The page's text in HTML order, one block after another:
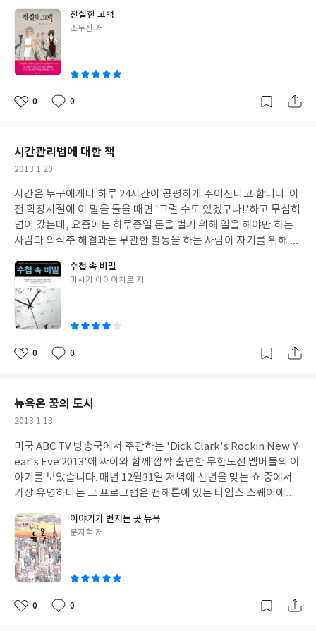
하고 주기적으로 꾸준히 올바른 방법으로 연습을 하면 재능이 단련
되고 최고가 될 수 있다는 확신을 과학적으로 증명해준다는 점에서
설득력이 있습니다.
싸고 특별한 천에 의지한 아름다움보다 흔한 천으로 패치워크 할 수
있게 한 것도 마음에 듭니다. 이런 점에서 참 실용적인 책이라 할 수
있습니다. 여러 나라를 여행하면서 들려주는 지은이의 이야기 또한
소소한 재미를 줍니다. 지은이의 말처럼 퀼트는 작은 천을 이어서 만
드는 것이지만 동시에 작은 시간을 이어서 만드는 것인지도 모르겠
습니다. 촘촘하게 바느질된 퀼트는 보는 사람을 미소짓게 하는 힘이
있습니다. 그래서, 저도 퀼트를 좋아합니다. 이 책은 퀼트에 관심이
게도 두고 두고 참고로 할 수 있는 책'이라는 것입니다.
잘못들에 대해 두고 두고 죄의식을 느끼고 괴로워하기 보다는 이를
합리화시켜 버리고 마음의 편안을 얻는 경향이 있음을 지적합니다.
그래서, 그 합리화의 과정에서 기억은 조작되고 왜곡되어 집니다.
이 작품집에 등장하는 인물들도 기억하고 싶은 대로만 기억하고 있
다. 이야기 자체는 그다지 특별하지 않았습니다. 한 때 잘 나갔던 아
다. 제가 좋아하는 추리적인 기법이 이야기 저변에 깔려 있어 제법
흥미로웠다는 것 외에는 충분히 예상 가능한 이야기 전개였습니다.
그런데, 제가 깜짝 놀란 이유는 딴데 있었습니다. 바로 제목입니다.
서평을 쓰기 직전까지 저는 이 단편의 제목이 '깨끗한 여자'로 착각
하고 있었습니다. 한 번도 '끼끗한 여자'라고 인식하지 못했습니다.
그러니, '끼끗한'이 '깨끗한'의 오타이거니 하는 생각도 전혀 없었
습니다. 참고로 '끼끗하다'는 '생기있고 깨끗하다. 싱싱하고 길차
고, 기억하고 싶은 대로 기억하는 경향이 있나 봅니다. 여섯 편의 단
편 중에서 가장 눈길이 갔던 작품은 '시인의 탄생'이었습니다. 열 서
너 살이 넘을 때까지 제대로 이름도 없이 깊은 산골 오두막에서 아버
지와 단 둘이 살았던 소녀가 있었습니다. 전과자였던 아버지는 때때
로 어머니에게 폭력을 일삼았고, 어느 날 그런 아버지의 손에 어머
니를 잃게 됩니다. 비정의 아버지는 마치 짐승같은 생활을 하던 소녀
를 돈 몇 푼에 읍내 식당에 팔아 버립니다. 이름도 없이 비참한 나날
에 감추어졌던 감정을 토해내고, 생채기 투성이 내면의 상처를 치유
하기 위해 시를 쓰기 시작합니다. 자신이 겪은 구구절절한 아픈 기억
들을 아름답고 처절한 작품으로 승화시킨 시인에게 독자들은 열광
하게 됩니다. 어느새 베스트셀러 작가로 성공한 시인을 우연히 강연
회에서 만나게 된 두 남자는 시인의 기억을 탐색하고 그 이면에 숨겨
진 또 다른 진실을 알게 된다는 이야기입니다. 자기가 직접 경험했던
그 선명했던 기억들도 세월이 흘러가면서 그렇게 왜곡되고 변질되
어, 자기가 기억하고 싶은 대로 기억하게 된다는 작품의 주제가 요
즘의 세태에 무엇인가 의미를 던지고 있습니다.
진실한 고백
글
조두진 저
좋
0
댓
0
작
시간관리법에 대한 책
작
일
2013.1.20
시간은 누구에게나 하루 24시간이 공평하게 주어진다고 합니다. 이
전 학창시절에 이 말을 들을 때면 '그럴 수도 있겠구나!'하고 무심히
넘어 갔는데, 요즘에는 하루종일 돈을 벌기 위해 일을 해야만 하는
사람과 의식주 해결과는 무관한 활동을 하는 사람이 자기를 위해 사
생각을 대변하듯 시간이 돈이 되고 권력이 되는 먼 미래를 배경으로
하는 SF영화가 나오기도 하였습니다. 지은이에 따르면 회사에 얽매
여 있는 직장인들의 경우는 업무시간 외에 수면시간, 식사시간, 출
퇴근시간 등을 빼고 나면 정작 자기자신에게 할애할 수 있는 시간이
라고는 하루에 2시간 정도 밖에 안 된다고 합니다. 이러한 사실에 대
해 심각하게 고민해 본다면 하루 2시간 밖에 안 되는 소중한 자기 시
주부에게도 동일하게 해당될 것입니다. 이 책은 이렇게 소중한 시간
을 잘 관리하고 싶은 사람들을 위해 간단한 스케줄 관리에서부터 개
인적인 시간을 활용하는 방법까지 손쉽게 실천할 수 있는 방법을 설
명하고 있습니다. 총 5강으로 구성되어 있는데, 제1강은 '시간에 대
한 사고방식'입니다. 누구에게나 동일한 하루 24시간이지만 자기만
의 판단기준에 따라 시간을 사용하자는 내용과 시간 낭비를 막는
법, 일의 성격에 따라 시간을 배분하는 법, 같은 시간이라도 가치있
자하라'입니다. 시간에 투자한다는 것은 즐겁게 일할 수 있게 도와
주는 도구를 활용하는 방법을 제시합니다. 그리고, 무엇보다 자기가
좋아하는 일이나 자신의 가치관에 맞게 시간을 사용함으로써 같은
시간을 사용하더라도 다른 사람들보다 더 만족감을 느낄 수 있다는
점을 강조합니다. 제3강 '업무시간을 어떻게 활용할 것인가?'는 주
로 직장인들이 업무시간 활용을 극대화하기 위한 여러 가지 노하우
를 소개하고, 제4강 '이동시간을 활용하는 법'은 일상생활을 하면서
수첩 속 비밀
글
미사키 에이이치로 저
좋
0
댓
0
작
뉴욕은 꿈의 도시
작
일
2013.1.13
미국 ABC TV 방송국에서 주관하는 'Dick Clark's Rockin New Y
ear's Eve 2013'에 싸이와 함께 깜짝 출연한 무한도전 멤버들의 이
야기를 보았습니다. 매년 12월31일 저녁에 신년을 맞는 쇼 중에서
가장 유명하다는 그 프로그램은 맨해튼에 있는 타임스 스퀘어에서
고, 마침내 신년을 알리는 카운트다운이 시작되면 마치 세상의 중심
이 바로 이 곳인 것 같은 느낌이 듭니다. 여기가 바로 뉴욕입니다. 이
책은 'In the blue'라는 여행 에세이 시리즈의 11번째 책입니다. 이
시리즈를 전부 다 읽은 것은 아니지만 이전에 몇 권 보았던 책들과
이 책은 느낌이 좀 다릅니다. 전작들이 그 도시에서 그리 오래 머물
지 못한 여행자의 시각으로 탄생한 글이었던 느낌이었는데, 이 책은
이야기가 번지는 곳 뉴욕
글
문지혁 저
좋
0
댓
0
작